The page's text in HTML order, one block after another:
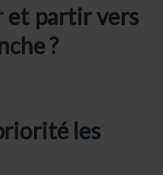
et partir vers
?
les